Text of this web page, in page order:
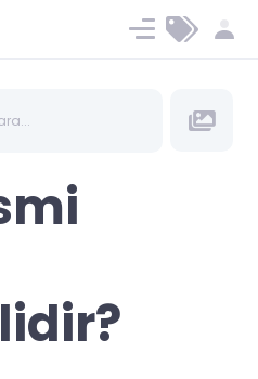
Ücret ve Planlar